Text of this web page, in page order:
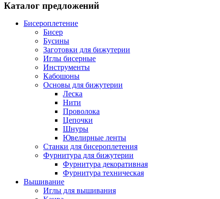
Каталог предложений
Бисероплетение
Бисер
Бусины
Заготовки для бижутерии
Иглы бисерные
Инструменты
Кабошоны
Основы для бижутерии
Леска
Нити
Проволока
Цепочки
Шнуры
Ювелирные ленты
Станки для бисероплетения
Фурнитура для бижутерии
Фурнитура декоративная
Фурнитура техническая
Вышивание
Иглы для вышивания